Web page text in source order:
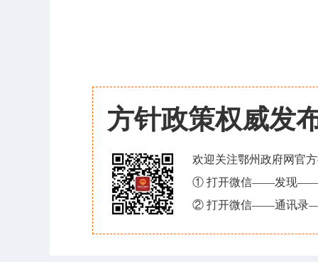
方针政策权威发
欢迎关注鄂州政府网官
① 打开微信——发现——
② 打开微信——通讯录